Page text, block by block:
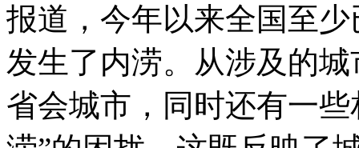
报道，今年以来全国至
发生了内涝。从涉及的
省会城市，同时还有一